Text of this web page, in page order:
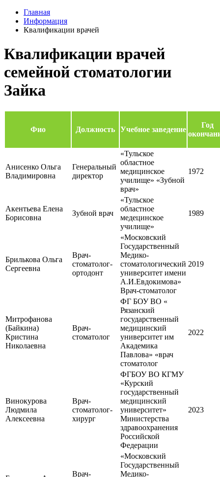
Главная
Информация
Квалификации врачей
Квалификации врачей
семейной стоматологии
Зайка
Фио Должность Учебное заведение
Год
Анисенко Ольга
Владимировна
Генеральный
директор
«Тульское
областное
медицинское
училище» «Зубной
врач»
1972
Акентьева Елена
Борисовна
Зубной врач
«Тульское
областное
медецинское
училище»
1989
Брилькова Ольга
Сергеевна
Врач-
стоматолог-
ортодонт
«Московский
Государственный
Медико-
стоматологический
университет имени
А.И.Евдокимова»
Врач-стоматолог
2019
Митрофанова
(Байкина)
Кристина
Николаевна
Врач-
стоматолог
ФГ БОУ ВО «
Рязанский
государственный
медицинский
университет им
Академика
Павлова» «врач
стоматолог
2022
Винокурова
Людмила
Алексеевна
Врач-
стоматолог-
хирург
ФГБОУ ВО КГМУ
«Курский
государственный
медицинский
университет»
Министерства
здравоохранения
Российской
Федерации
2023
Врач-
«Московский
Государственный
Медико-